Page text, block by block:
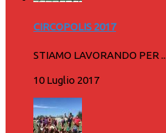
CIRCOPOLIS 2017
STIAMO LAVORANDO PER
10 Luglio 2017